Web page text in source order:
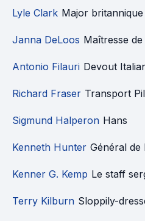
Lyle Clark Major britannique
Janna DeLoos Maîtresse
Antonio Filauri Devout
Richard Fraser Transport
Sigmund Halperon Hans
Kenneth Hunter Général de
Kenner G. Kemp Le staff
Terry Kilburn Sloppily-